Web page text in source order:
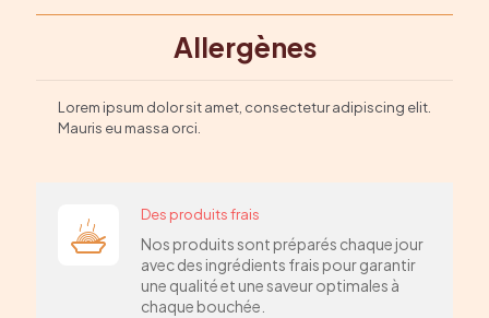
Allergènes
Lorem ipsum dolor sit amet, consectetur adipiscing elit.
Mauris eu massa orci.
Des produits frais
Nos produits sont préparés chaque jour
avec des ingrédients frais pour garantir
une qualité et une saveur optimales à
chaque bouchée.